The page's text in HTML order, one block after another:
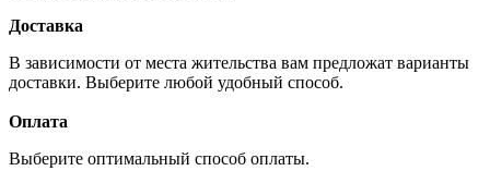
Доставка
В зависимости от места жительства вам предложат варианты
доставки. Выберите любой удобный способ.
Оплата
Выберите оптимальный способ оплаты.